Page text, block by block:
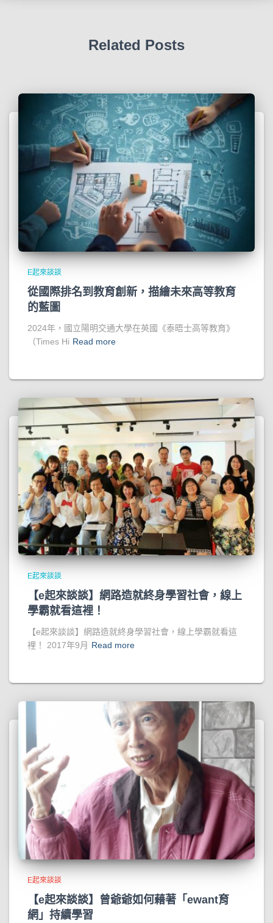
Related Posts
E起來談談
從國際排名到教育創新，描繪未來高等教育
的藍圖
2024年，國立陽明交通大學在英國《泰晤士高等教育》
（Times Hi Read more
E起來談談
【e起來談談】網路造就終身學習社會，線上
學霸就看這裡！
【e起來談談】網路造就終身學習社會，線上學霸就看這
裡！ 2017年9月 Read more
E起來談談
【e起來談談】曾爺爺如何藉著「ewant育
網」持續學習